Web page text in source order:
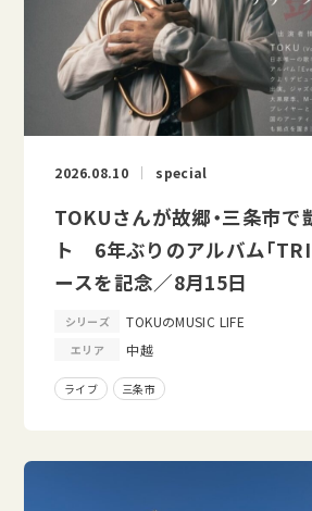
2026.08.10 special
TOKUさんが故郷・三条市で
ト 6年ぶりのアルバム「
ースを記念／8月15日
シリーズ TOKUのMUSIC LIFE
エリア 中越
ライブ 三条市